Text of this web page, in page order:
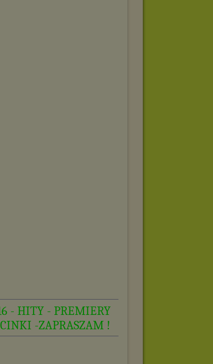
- HITY - PREMIERY
-ZAPRASZAM !